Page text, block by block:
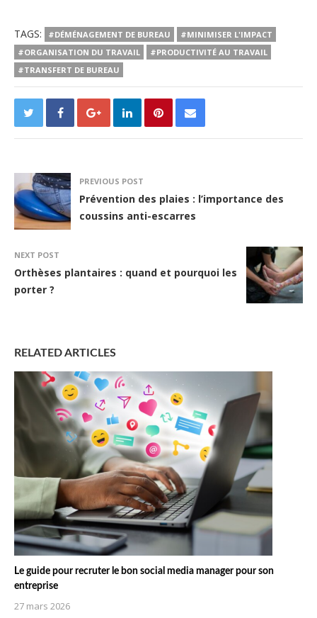
TAGS: #DÉMÉNAGEMENT DE BUREAU
#MINIMISER L'IMPACT
#ORGANISATION DU TRAVAIL
#PRODUCTIVITÉ AU TRAVAIL
#TRANSFERT DE BUREAU
PREVIOUS POST
Prévention des plaies : l’importance des
coussins anti-escarres
NEXT POST
Orthèses plantaires : quand et pourquoi les
porter ?
RELATED ARTICLES
Le guide pour recruter le bon social media manager pour son
entreprise
27 mars 2026